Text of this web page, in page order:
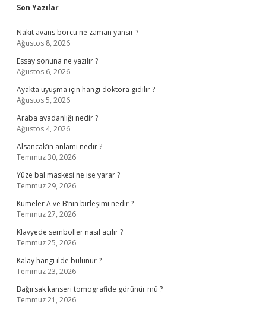
Sidebar
Son Yazılar
Nakit avans borcu ne zaman yansır ?
Ağustos 8, 2026
Essay sonuna ne yazılır ?
Ağustos 6, 2026
Ayakta uyuşma için hangi doktora gidilir ?
Ağustos 5, 2026
Araba avadanlığı nedir ?
Ağustos 4, 2026
Alsancak’ın anlamı nedir ?
Temmuz 30, 2026
Yüze bal maskesi ne işe yarar ?
Temmuz 29, 2026
Kümeler A ve B’nin birleşimi nedir ?
Temmuz 27, 2026
Klavyede semboller nasıl açılır ?
Temmuz 25, 2026
Kalay hangi ilde bulunur ?
Temmuz 23, 2026
Bağırsak kanseri tomografide görünür mü ?
Temmuz 21, 2026